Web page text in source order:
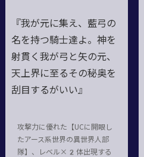
『我が元に集え、藍弓の
名を持つ騎士達よ。神を
射貫く我が弓と矢の元、
天上界に至るその秘奥を
刮目するがいい』
攻撃力に優れた【UCに開眼し
たアース系世界の異世界人部
隊】、レベル×2体出現する